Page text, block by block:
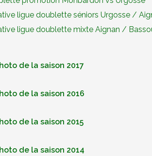
ligue doublette séniors Urgosse /
ligue doublette mixte Aignan /
de la saison 2017
de la saison 2016
de la saison 2015
de la saison 2014